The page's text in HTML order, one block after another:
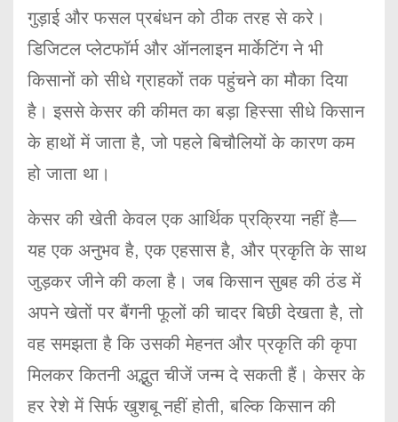
गुड़ाई और फसल प्रबंधन को ठीक तरह से करे।
डिजिटल प्लेटफॉर्म और ऑनलाइन मार्केटिंग ने भी
किसानों को सीधे ग्राहकों तक पहुंचने का मौका दिया
है। इससे केसर की कीमत का बड़ा हिस्सा सीधे किसान
के हाथों में जाता है, जो पहले बिचौलियों के कारण कम
हो जाता था।
केसर की खेती केवल एक आर्थिक प्रक्रिया नहीं है—
यह एक अनुभव है, एक एहसास है, और प्रकृति के साथ
जुड़कर जीने की कला है। जब किसान सुबह की ठंड में
अपने खेतों पर बैंगनी फूलों की चादर बिछी देखता है, तो
वह समझता है कि उसकी मेहनत और प्रकृति की कृपा
मिलकर कितनी अद्भुत चीजें जन्म दे सकती हैं। केसर के
हर रेशे में सिर्फ खुशबू नहीं होती, बल्कि किसान की